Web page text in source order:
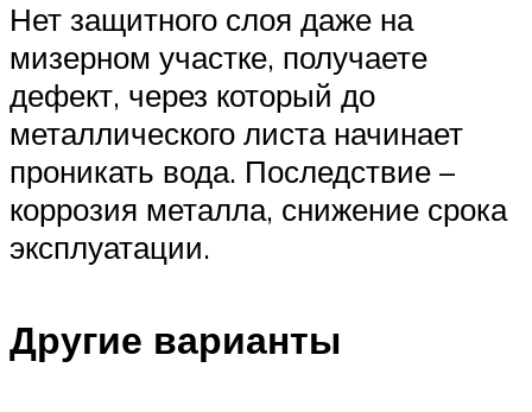
Нет защитного слоя даже на
мизерном участке, получаете
дефект, через который до
металлического листа начинает
проникать вода. Последствие –
коррозия металла, снижение срока
эксплуатации.
Другие варианты